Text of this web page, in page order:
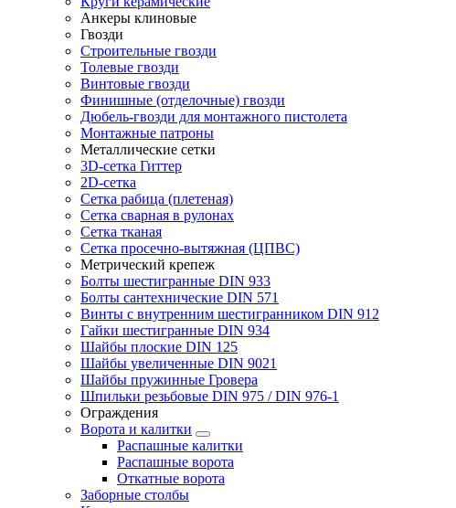
Анкеры клиновые
Гвозди
Строительные гвозди
Толевые гвозди
Винтовые гвозди
Финишные (отделочные) гвозди
Дюбель-гвозди для монтажного пистолета
Монтажные патроны
Металлические сетки
3D-сетка Гиттер
2D-сетка
Сетка рабица (плетеная)
Сетка сварная в рулонах
Сетка тканая
Сетка просечно-вытяжная (ЦПВС)
Метрический крепеж
Болты шестигранные DIN 933
Болты сантехнические DIN 571
Винты с внутренним шестигранником DIN 912
Гайки шестигранные DIN 934
Шайбы плоские DIN 125
Шайбы увеличенные DIN 9021
Шайбы пружинные Гровера
Шпильки резьбовые DIN 975 / DIN 976-1
Ограждения
Ворота и калитки
Распашные калитки
Распашные ворота
Откатные ворота
Заборные столбы